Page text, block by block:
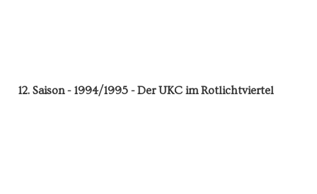
12. Saison - 1994/1995 - Der UKC im Rotlichtviertel